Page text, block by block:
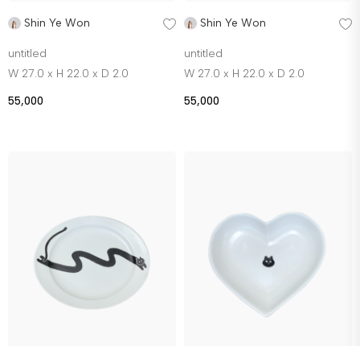
Shin Ye Won
untitled
W 27.0 x H 22.0 x D 2.0
55,000
Shin Ye Won
untitled
W 27.0 x H 22.0 x D 2.0
55,000